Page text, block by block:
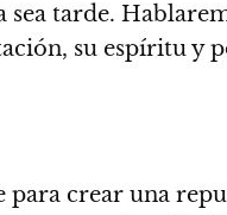
sea tarde.
su espíritu y
para crear una